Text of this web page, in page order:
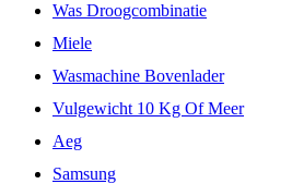
Was Droogcombinatie
Miele
Wasmachine Bovenlader
Vulgewicht 10 Kg Of Meer
Aeg
Samsung